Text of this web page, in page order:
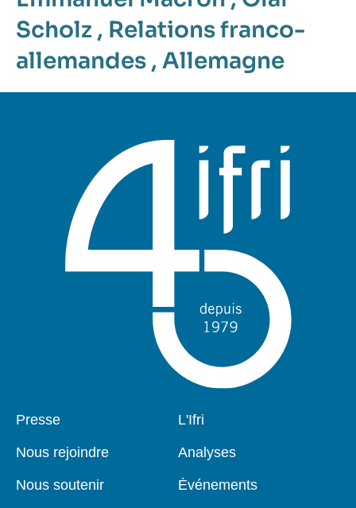
Scholz , Relations franco-
allemandes , Allemagne
Pied
Presse
Nous rejoindre
Nous soutenir
Navigation
L'Ifri
Analyses
Événements